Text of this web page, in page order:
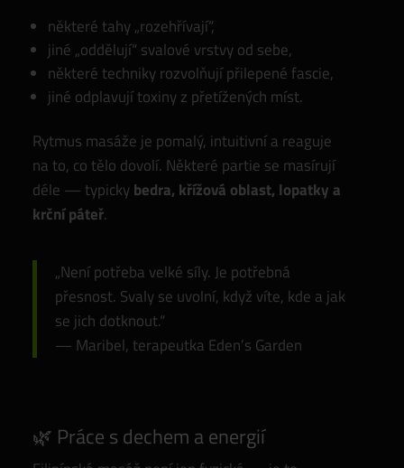
některé tahy „rozehřívají“,
jiné „oddělují“ svalové vrstvy od sebe,
některé techniky rozvolňují přilepené fascie,
jiné odplavují toxiny z přetížených míst.
Rytmus masáže je pomalý, intuitivní a reaguje
na to, co tělo dovolí. Některé partie se masírují
déle — typickybedra, křížová oblast, lopatky a
krční páteř.
„Není potřeba velké síly. Je potřebná
přesnost. Svaly se uvolní, když víte, kde a jak
se jich dotknout.“
— Maribel, terapeutka Eden’s Garden
🌿 Práce s dechem a energií